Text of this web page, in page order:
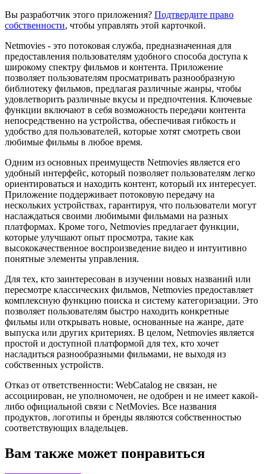
Вы разработчик этого приложения? Подтвердите право
собственности, чтобы управлять этой карточкой.
Netmovies - это потоковая служба, предназначенная для
предоставления пользователям удобного способа доступа к
широкому спектру фильмов и контента. Приложение
позволяет пользователям просматривать разнообразную
библиотеку фильмов, предлагая различные жанры, чтобы
удовлетворить различные вкусы и предпочтения. Ключевые
функции включают в себя возможность передачи контента
непосредственно на устройства, обеспечивая гибкость и
удобство для пользователей, которые хотят смотреть свои
любимые фильмы в любое время.
Одним из основных преимуществ Netmovies является его
удобный интерфейс, который позволяет пользователям легко
ориентироваться и находить контент, который их интересует.
Приложение поддерживает потоковую передачу на
нескольких устройствах, гарантируя, что пользователи могут
наслаждаться своими любимыми фильмами на разных
платформах. Кроме того, Netmovies предлагает функции,
которые улучшают опыт просмотра, такие как
высококачественное воспроизведение видео и интуитивно
понятные элементы управления.
Для тех, кто заинтересован в изучении новых названий или
пересмотре классических фильмов, Netmovies предоставляет
комплексную функцию поиска и систему категоризации. Это
позволяет пользователям быстро находить конкретные
фильмы или открывать новые, основанные на жанре, дате
выпуска или других критериях. В целом, Netmovies является
простой и доступной платформой для тех, кто хочет
насладиться разнообразными фильмами, не выходя из
собственных устройств.
Отказ от ответственности: WebCatalog не связан, не
ассоциирован, не уполномочен, не одобрен и не имеет какой-
либо официальной связи с NetMovies. Все названия
продуктов, логотипы и бренды являются собственностью
соответствующих владельцев.
Вам также может понравиться